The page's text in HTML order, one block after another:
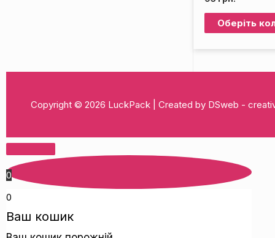
Оберіть
Copyright © 2026 LuckPack | Created by DSweb -
0
0
Ваш кошик